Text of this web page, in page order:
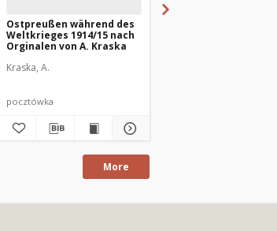
Ostpreußen während des
Weltkrieges 1914/15 nach
Orginalen von A. Kraska
Kraska, A.
pocztówka
More